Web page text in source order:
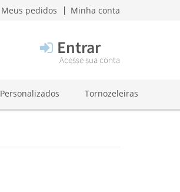
Meus pedidos Minha conta
Entrar
Acesse sua conta
Personalizados Tornozeleiras